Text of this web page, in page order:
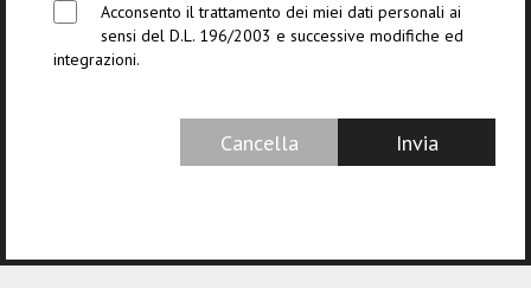
Acconsento il trattamento dei miei dati personali ai
sensi del D.L. 196/2003 e successive modifiche ed
integrazioni.